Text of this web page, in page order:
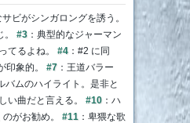
ビがシンガロングを誘う。
。 #3 ：典型的なジャーマン
てるよね。 #4 ：#2 に同
印象的。 #7 ：王道バラー
バムのハイライト。是非と
い曲だと言える。 #10 ：ハ
がお勧め。 #11 ：卑猥な歌